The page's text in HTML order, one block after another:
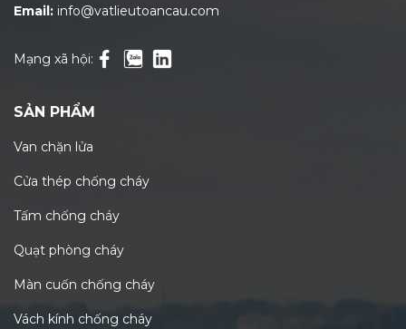
Email: info@vatlieutoancau.com
Mạng xã hội:
SẢN PHẨM
Van chặn lửa
Cửa thép chống cháy
Tấm chống cháy
Quạt phòng cháy
Màn cuốn chống cháy
Vách kính chống cháy